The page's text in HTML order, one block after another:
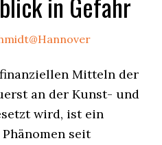
Mitteln der
an der Kunst- und
wird, ist ein
seit